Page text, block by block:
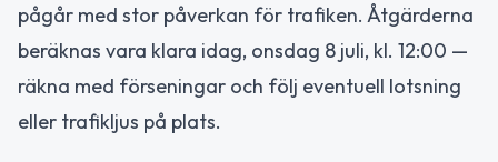
pågår med stor påverkan för trafiken. Åtgärderna
beräknas vara klara idag, onsdag 8 juli, kl. 12:00 —
räkna med förseningar och följ eventuell lotsning
eller trafikljus på plats.